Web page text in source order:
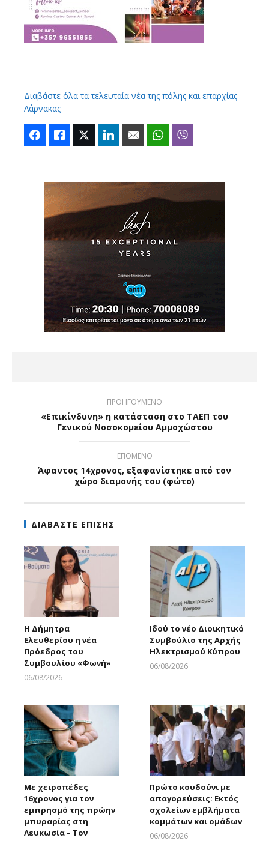
Διαβάστε όλα τα τελευταία νέα της πόλης και επαρχίας
Λάρνακας
FacebookLike Twitter LinkedIn Email WhatsApp
ΠΡΟΗΓΟΥΜΕΝΟ
«Επικίνδυνη» η κατάσταση στο ΤΑΕΠ του
Γενικού Νοσοκομείου Αμμοχώστου
ΕΠΟΜΕΝΟ
Άφαντος 14χρονος, εξαφανίστηκε από τον
χώρο διαμονής του (φώτο)
ΔΙΑΒΑΣΤΕ ΕΠΙΣΗΣ
Η Δήμητρα
Ελευθερίου η νέα
Πρόεδρος του
Συμβουλίου «Φωνή»
06/08/2026
Ιδού το νέο Διοικητικό
Συμβούλιο της Αρχής
Ηλεκτρισμού Κύπρου
06/08/2026
Με χειροπέδες
16χρονος για τον
εμπρησμό της πρώην
μπυραρίας στη
Λευκωσία – Τον
Πρώτο κουδούνι με
απαγορεύσεις: Εκτός
σχολείων εμβλήματα
κομμάτων και ομάδων
06/08/2026